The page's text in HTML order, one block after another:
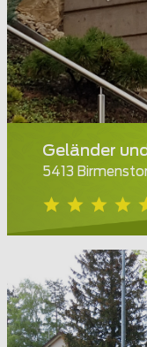
Geländer
5413